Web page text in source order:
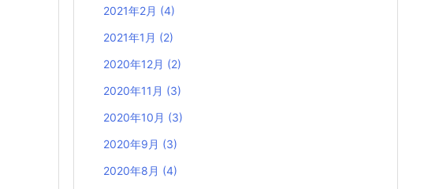
2021年2月 (4)
2021年1月 (2)
2020年12月 (2)
2020年11月 (3)
2020年10月 (3)
2020年9月 (3)
2020年8月 (4)